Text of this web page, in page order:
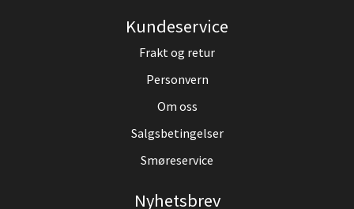
Kundeservice
Frakt og retur
Personvern
Om oss
Salgsbetingelser
Smøreservice
Nyhetsbrev